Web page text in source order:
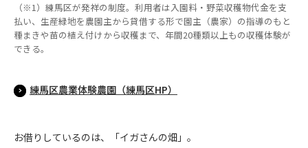
（※1）練馬区が発祥の制度。利用者は入園料・野菜収穫物代金を支
払い、生産緑地を農園主から貸借する形で園主（農家）の指導のもと
種まきや苗の植え付けから収穫まで、年間20種類以上もの収穫体験が
できる。
練馬区農業体験農園（練馬区HP）
お借りしているのは、「イガさんの畑」。